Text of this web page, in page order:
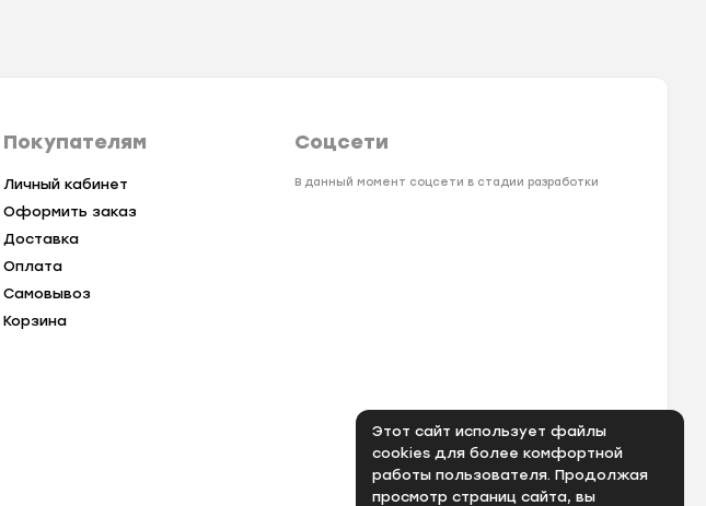
Этот сайт использует файлы
cookies для более комфортной
работы пользователя. Продолжая
просмотр страниц сайта, вы
Покупателям
Личный кабинет
Оформить заказ
Доставка
Оплата
Самовывоз
Корзина
Соцсети
В данный момент соцсети в стадии разработки